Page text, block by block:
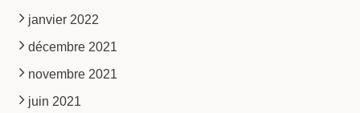
janvier 2022
décembre 2021
novembre 2021
juin 2021